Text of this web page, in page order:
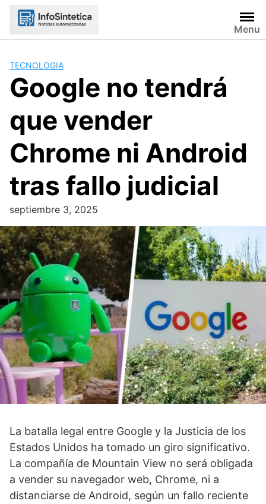
Skip
Menu
TECNOLOGIA
Google no tendrá
que vender
Chrome ni Android
tras fallo judicial
septiembre 3, 2025
La batalla legal entre Google y la Justicia de los
Estados Unidos ha tomado un giro significativo.
La compañía de Mountain View no será obligada
a vender su navegador web, Chrome, ni a
distanciarse de Android, según un fallo reciente